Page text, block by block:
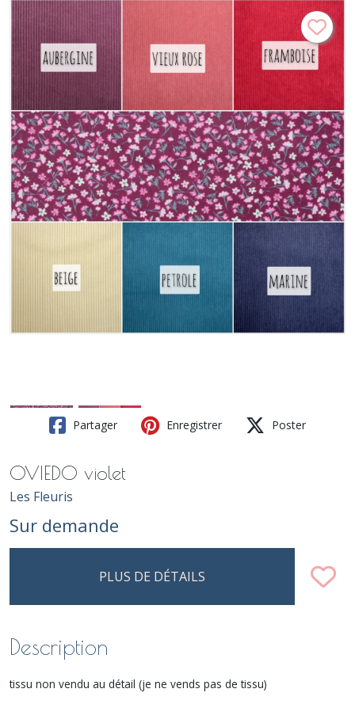
Partager Enregistrer Poster
OVIEDO violet
Les Fleuris
Sur demande
PLUS DE DÉTAILS
Description
tissu non vendu au détail (je ne vends pas de tissu)